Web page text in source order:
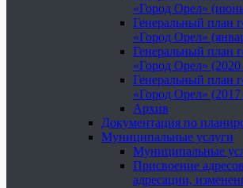
«Город Орел»
Генеральный план
«Город Орел»
Генеральный план
«Город Орел» (2020
Генеральный план
«Город Орел» (2017
Архив
Документация по
Муниципальные услуги
Муниципальные
Присвоение
адресации,